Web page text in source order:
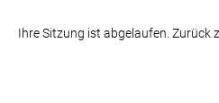
Ihre Sitzung ist abgelaufen. Zurück